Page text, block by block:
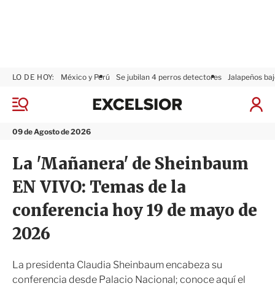
M
n
09 de Agosto de 2026
LO DE HOY: México y Perú Se jubilan 4 perros detectores Jalapeños
I
s
x
s
i
r
La 'Mañanera' de Sheinbaum
EN VIVO: Temas de la
conferencia hoy 19 de mayo de
2026
La presidenta Claudia Sheinbaum encabeza su
conferencia desde Palacio Nacional; conoce aquí el